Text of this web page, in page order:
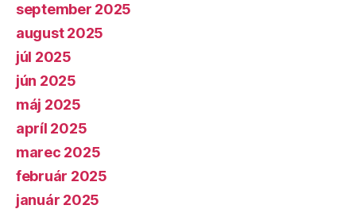
september 2025
august 2025
júl 2025
jún 2025
máj 2025
apríl 2025
marec 2025
február 2025
január 2025